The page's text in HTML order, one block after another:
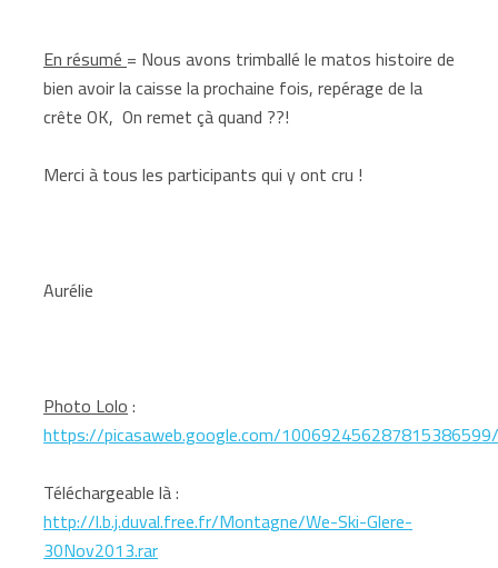
En résumé= Nous avons trimballé le matos histoire de
bien avoir la caisse la prochaine fois, repérage de la
crête OK, On remet çà quand ??!
Merci à tous les participants qui y ont cru !
Aurélie
Photo Lolo:
https://picasaweb.google.com/
Téléchargeable là :
http://l.b.j.duval.free.fr/Montagne/We-Ski-Glere-
30Nov2013.rar